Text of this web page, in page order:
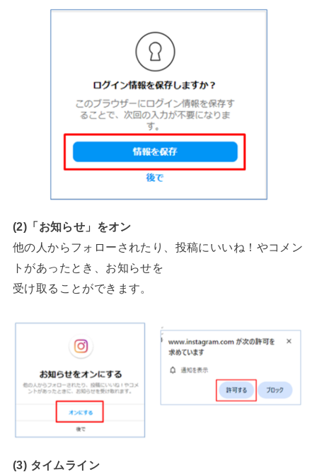
(2)「お知らせ」をオン
他の人からフォローされたり、投稿にいいね！やコメン
トがあったとき、お知らせを
受け取ることができます。
(3) タイムライン